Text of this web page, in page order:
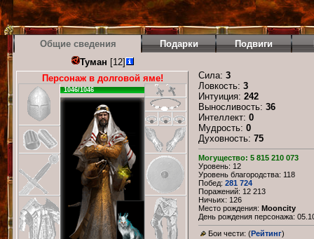
Общие сведения Подарки Подвиги
Туман [12]
Персонаж в долговой яме!
1046/1046
Сила: 3
Ловкость: 3
Интуиция: 242
Выносливость: 36
Интеллект: 0
Мудрость: 0
Духовность: 75
Могущество: 5 815 210 073
Уровень: 12
Уровень благородства: 118
Побед: 281 724
Поражений: 12 213
Ничьих: 126
Место рождения: Mooncity
День рождения персонажа:
Бои чести: (Рейтинг)